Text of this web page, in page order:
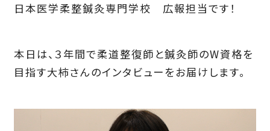
日本医学柔整鍼灸専門学校 広報担当です！
本日は、３年間で柔道整復師と鍼灸師のW資格を
目指す大柿さんのインタビューをお届けします。